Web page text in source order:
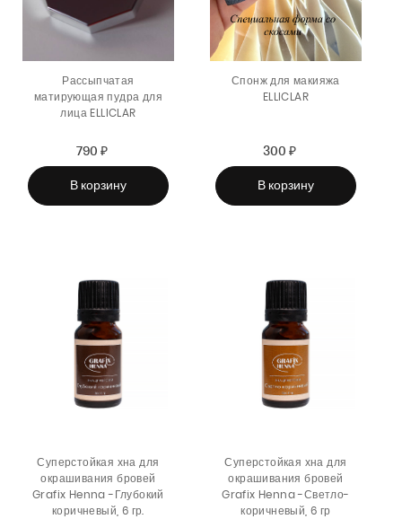
Рассыпчатая
матирующая пудра для
лица ELLICLAR
Sale
price
790 ₽
price
В корзину
Спонж для макияжа
ELLICLAR
Sale
price
300 ₽
price
В корзину
Суперстойкая хна для
окрашивания бровей
Grafix Henna -Глубокий
коричневый, 6 гр.
Суперстойкая хна для
окрашивания бровей
Grafix Henna -Светло-
коричневый, 6 гр